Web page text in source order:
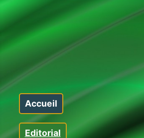
Accueil
Editorial